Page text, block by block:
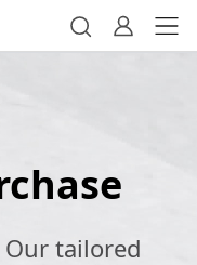
tailored